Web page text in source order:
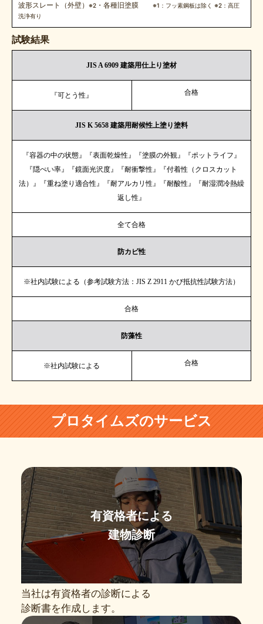
波形スレート（外壁）※2 ・各種旧塗膜※1：フッ素鋼板は除く ※2：高圧
洗浄有り
試験結果
JIS A 6909 建築用仕上り塗材
『可とう性』 合格
JIS K 5658 建築用耐候性上塗り塗料
『容器の中の状態』『表面乾燥性』『塗膜の外観』『ポットライフ』
『隠ぺい率』『鏡面光沢度』『耐衝撃性』『付着性（クロスカット
法）』『重ね塗り適合性』『耐アルカリ性』『耐酸性』『耐湿潤冷熱繰
返し性』
全て合格
防カビ性
※社内試験による（参考試験方法：JIS Z 2911 かび抵抗性試験方法）
合格
防藻性
※社内試験による 合格
プロタイムズのサービス
有資格者による
建物診断
当社は有資格者の診断による
診断書を作成します。